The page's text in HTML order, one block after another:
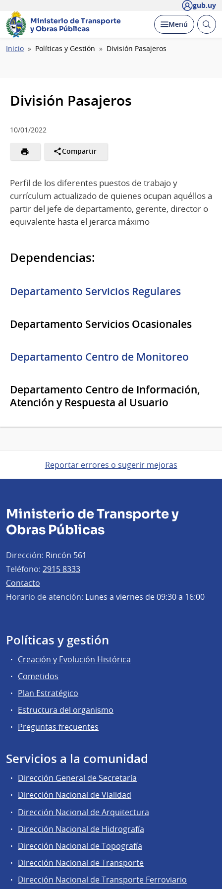
gub.uy
Ministerio de Transporte
y Obras Públicas
Desplegar
Menú Abrir
Ruta
Inicio Políticas y Gestión División Pasajeros
División Pasajeros
10/01/2022
Compartir
Perfil de los diferentes puestos de trabajo y
currículum actualizado de quienes ocupan aquéllos a
partir del jefe de departamento, gerente, director o
equivalente hasta el jerarca máximo
Dependencias:
Departamento Servicios Regulares
Departamento Servicios Ocasionales
Departamento Centro de Monitoreo
Departamento Centro de Información,
Atención y Respuesta al Usuario
Reportar errores o sugerir mejoras
Ministerio de Transporte y
Obras Públicas
Dirección: Rincón 561
Teléfono: 2915 8333
Contacto
Horario de atención: Lunes a viernes de 09:30 a 16:00
Políticas y gestión
Creación y Evolución Histórica
Cometidos
Plan Estratégico
Estructura del organismo
Preguntas frecuentes
Servicios a la comunidad
Dirección General de Secretaría
Dirección Nacional de Vialidad
Dirección Nacional de Arquitectura
Dirección Nacional de Hidrografía
Dirección Nacional de Topografía
Dirección Nacional de Transporte
Dirección Nacional de Transporte Ferroviario